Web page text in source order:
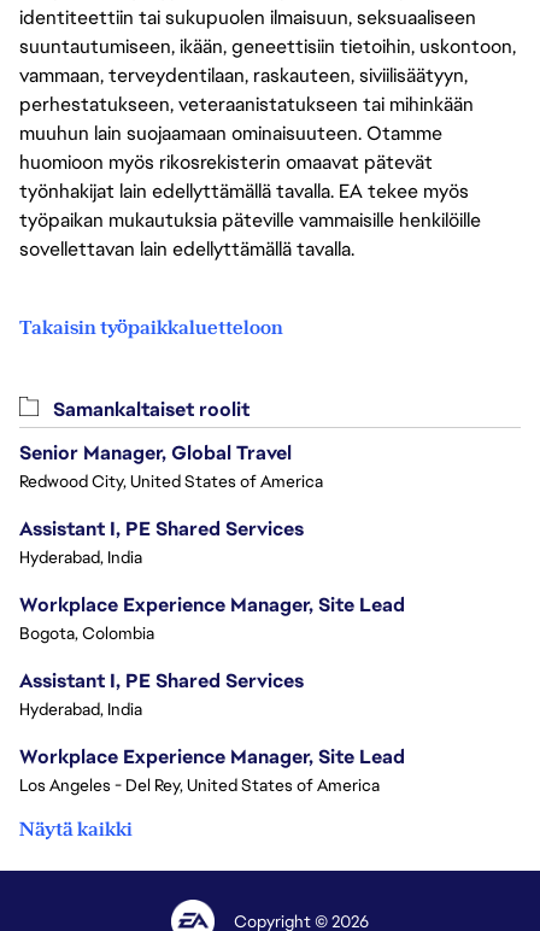
identiteettiin tai sukupuolen ilmaisuun, seksuaaliseen
suuntautumiseen, ikään, geneettisiin tietoihin, uskontoon,
vammaan, terveydentilaan, raskauteen, siviilisäätyyn,
perhestatukseen, veteraanistatukseen tai mihinkään
muuhun lain suojaamaan ominaisuuteen. Otamme
huomioon myös rikosrekisterin omaavat pätevät
työnhakijat lain edellyttämällä tavalla. EA tekee myös
työpaikan mukautuksia päteville vammaisille henkilöille
sovellettavan lain edellyttämällä tavalla.
Takaisin työpaikkaluetteloon
Samankaltaiset roolit
Senior Manager, Global Travel
Redwood City, United States of America
Assistant I, PE Shared Services
Hyderabad, India
Workplace Experience Manager, Site Lead
Bogota, Colombia
Assistant I, PE Shared Services
Hyderabad, India
Workplace Experience Manager, Site Lead
Los Angeles - Del Rey, United States of America
Näytä kaikki
Copyright © 2026